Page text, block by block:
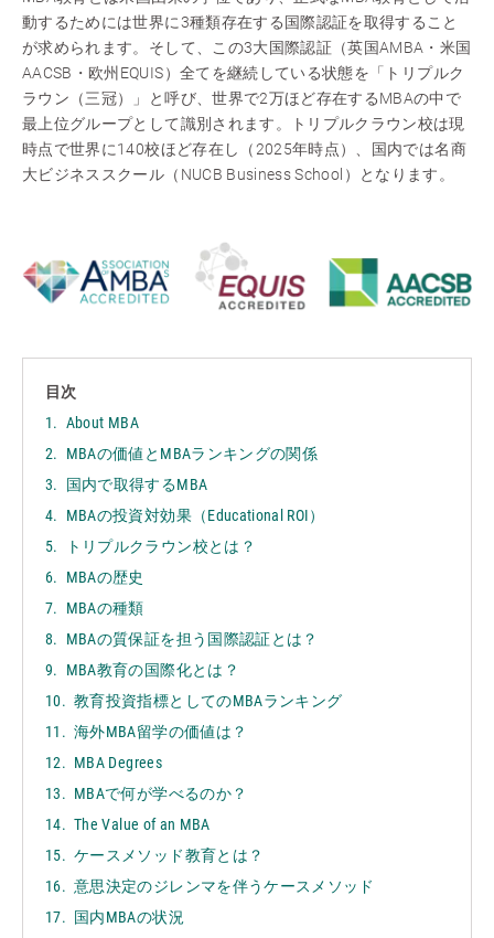
動するためには世界に3種類存在する国際認証を取得すること
が求められます。そして、この3大国際認証（英国AMBA・米国
AACSB・欧州EQUIS）全てを継続している状態を「トリプルク
ラウン（三冠）」と呼び、世界で2万ほど存在するMBAの中で
最上位グループとして識別されます。トリプルクラウン校は現
時点で世界に140校ほど存在し（2025年時点）、国内では名商
大ビジネススクール（NUCB Business School）となります。
目次
About MBA
MBAの価値とMBAランキングの関係
国内で取得するMBA
MBAの投資対効果（Educational ROI）
トリプルクラウン校とは？
MBAの歴史
MBAの種類
MBAの質保証を担う国際認証とは？
MBA教育の国際化とは？
教育投資指標としてのMBAランキング
海外MBA留学の価値は？
MBA Degrees
MBAで何が学べるのか？
The Value of an MBA
ケースメソッド教育とは？
意思決定のジレンマを伴うケースメソッド
国内MBAの状況